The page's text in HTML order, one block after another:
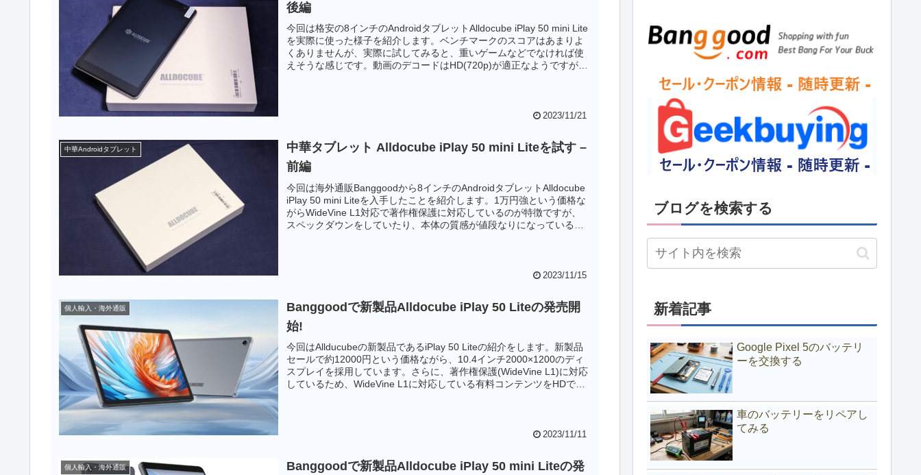
後編
今回は格安の8インチのAndroidタブレットAlldocube iPlay 50 mini Lite
を実際に使った様子を紹介します。ベンチマークのスコアはあまりよ
くありませんが、実際に試してみると、重いゲームなどでなければ使
えそうな感じです。動画のデコードはHD(720p)が適正なようですがデ
2023/11/21
中華Androidタブレット
中華タブレット Alldocube iPlay 50 mini Liteを試す –
前編
今回は海外通販Banggoodから8インチのAndroidタブレットAlldocube
iPlay 50 mini Liteを入手したことを紹介します。1万円強という価格な
がらWideVine L1対応で著作権保護に対応しているのが特徴ですが、
スペックダウンをしていたり、本体の質感が値段なりになっていると
2023/11/15
個人輸入・海外通販
Banggoodで新製品Alldocube iPlay 50 Liteの発売開
始!
今回はAllducubeの新製品であるiPlay 50 Liteの紹介をします。新製品
セールで約12000円という価格ながら、10.4インチ2000×1200のディ
スプレイを採用しています。さらに、著作権保護(WideVine L1)に対応
しているため、WideVine L1に対応している有料コンテンツをHDで再
2023/11/11
個人輸入・海外通販
Banggoodで新製品Alldocube iPlay 50 mini Liteの発
ブログを検索する
新着記事
Google Pixel 5のバッテリ
ーを交換する
車のバッテリーをリペアし
てみる